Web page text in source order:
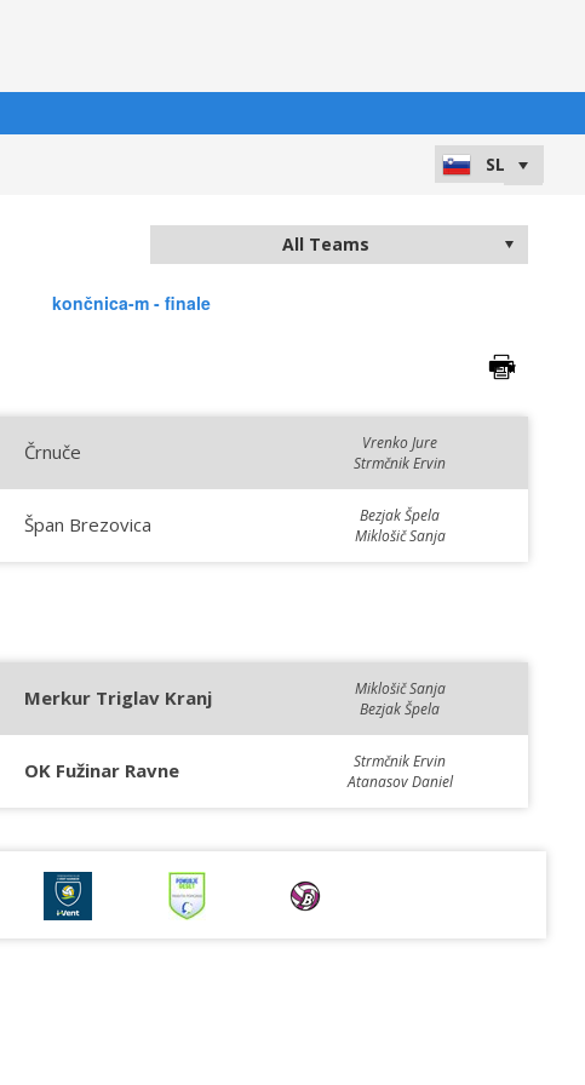
končnica-m - finale
Črnuče
Vrenko Jure
Strmčnik Ervin
Špan Brezovica
Bezjak Špela
Miklošič Sanja
Merkur Triglav Kranj
Miklošič Sanja
Bezjak Špela
OK Fužinar Ravne
Strmčnik Ervin
Atanasov Daniel